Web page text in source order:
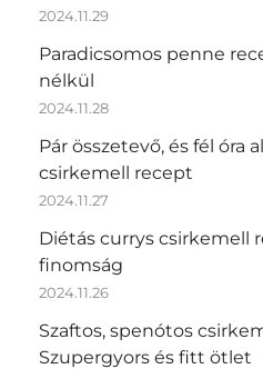
2024.11.29
Paradicsomos penne
nélkül
2024.11.28
Pár összetevő, és fél óra
csirkemell recept
2024.11.27
Diétás currys csirkemell
finomság
2024.11.26
Szaftos, spenótos
Szupergyors és fitt ötlet